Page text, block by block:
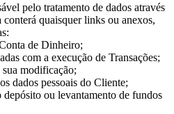
pelo tratamento de dados através
quaisquer links ou anexos,
de Dinheiro;
com a execução de Transações;
modificação;
dados pessoais do Cliente;
ou levantamento de fundos